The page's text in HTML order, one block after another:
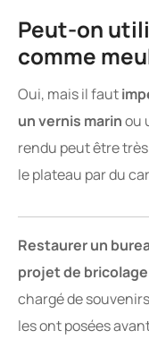
Peut-on
comme
Oui, mais il faut
un vernis marinou
rendu peut être
le plateau par du
Restaurer un
projet de
chargé de
les ont posées